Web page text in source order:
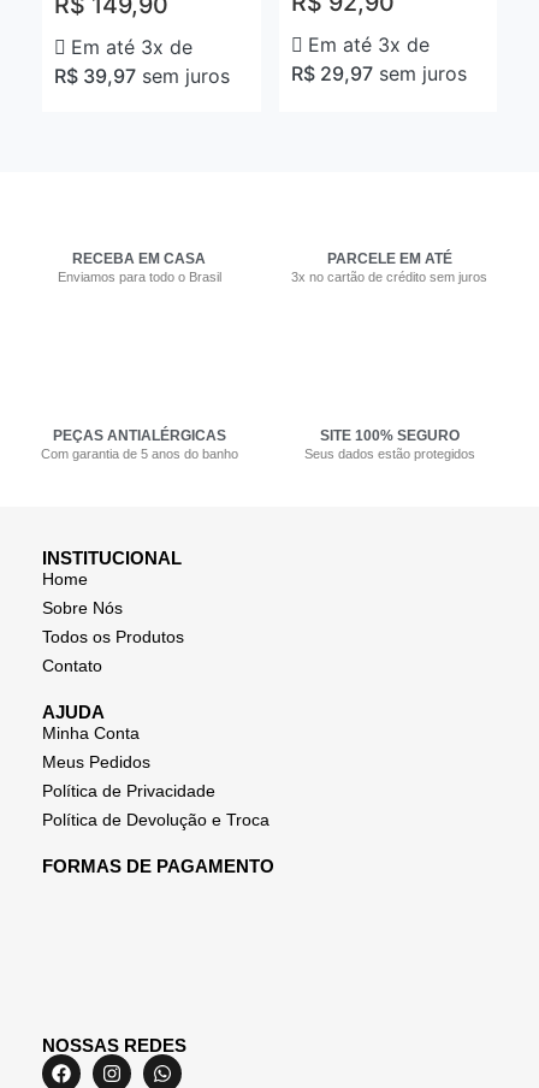
Em até 3x de
R$ 39,97 sem juros
Em até 3x de
R$29,97sem juros
RECEBA EM CASA
Enviamos para todo o Brasil
PARCELE EM ATÉ
3x no cartão de crédito sem juros
PEÇAS ANTIALÉRGICAS
Com garantia de 5 anos do banho
SITE 100% SEGURO
Seus dados estão protegidos
INSTITUCIONAL
Home
Sobre Nós
Todos os Produtos
Contato
AJUDA
Minha Conta
Meus Pedidos
Política de Privacidade
Política de Devolução e Troca
FORMAS DE PAGAMENTO
NOSSAS REDES